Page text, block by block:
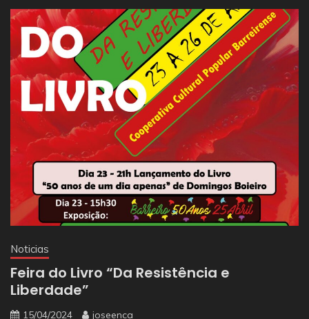
Noticias
Feira do Livro “Da Resistência e
Liberdade”
15/04/2024 joseenca